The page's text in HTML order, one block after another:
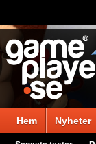
Hem Nyheter